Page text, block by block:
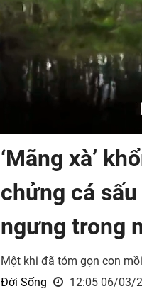
‘Mãng xà’
chửng cá
ngưng trong
Một khi đã tóm gọn con
Đời Sống
12:05 06/03/